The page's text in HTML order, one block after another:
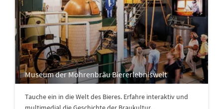
Museum der Mohrenbräu Biererlebniswelt
Tauche ein in die Welt des Bieres. Erfahre interaktiv und